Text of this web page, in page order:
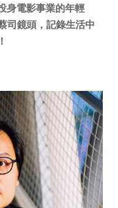
身電影事業的年輕
司鏡頭，記錄生活中